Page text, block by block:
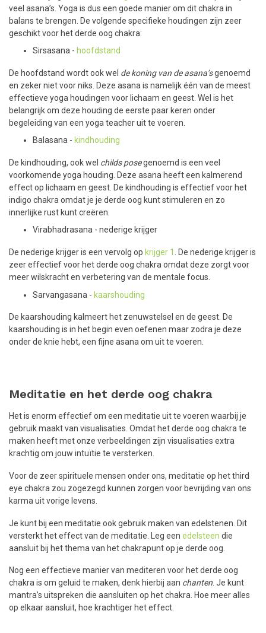
veel asana’s. Yoga is dus een goede manier om dit chakra in
balans te brengen. De volgende specifieke houdingen zijn zeer
geschikt voor het derde oog chakra:
Sirsasana - hoofdstand
De hoofdstand wordt ook wel de koning van de asana’sgenoemd
en zeker niet voor niks. Deze asana is namelijk één van de meest
effectieve yoga houdingen voor lichaam en geest. Wel is het
belangrijk om deze houding de eerste paar keren onder
begeleiding van een yoga teacher uit te voeren.
Balasana - kindhouding
De kindhouding, ook wel childs posegenoemd is een veel
voorkomende yoga houding. Deze asana heeft een kalmerend
effect op lichaam en geest. De kindhouding is effectief voor het
indigo chakra omdat je je derde oog kunt stimuleren en zo
innerlijke rust kunt creëren.
Virabhadrasana - nederige krijger
De nederige krijger is een vervolg op krijger 1
. De nederige krijger is
zeer effectief voor het derde oog chakra omdat deze zorgt voor
meer wilskracht en verbetering van de mentale focus.
Sarvangasana - kaarshouding
De kaarshouding kalmeert het zenuwstelsel en de geest. De
kaarshouding is in het begin even oefenen maar zodra je deze
onder de knie hebt, een fijne asana om uit te voeren.
Meditatie en het derde oog chakra
Het is enorm effectief om een meditatie uit te voeren waarbij je
gebruik maakt van visualisaties. Omdat het derde oog chakra te
maken heeft met onze verbeeldingen zijn visualisaties extra
krachtig om jouw intuïtie te versterken.
Voor de zeer spirituele mensen onder ons, meditatie op het third
eye chakra zou zogezegd kunnen zorgen voor bevrijding van ons
karma uit vorige levens.
Je kunt bij een meditatie ook gebruik maken van edelstenen. Dit
versterkt het effect van de meditatie. Leg een edelsteen die
aansluit bij het thema van het chakrapunt op je derde oog.
Nog een effectieve manier van mediteren voor het derde oog
chakra is om geluid te maken, denk hierbij aan chanten. Je kunt
mantra’s uitspreken die aansluiten op het chakra. Hoe meer alles
op elkaar aansluit, hoe krachtiger het effect.